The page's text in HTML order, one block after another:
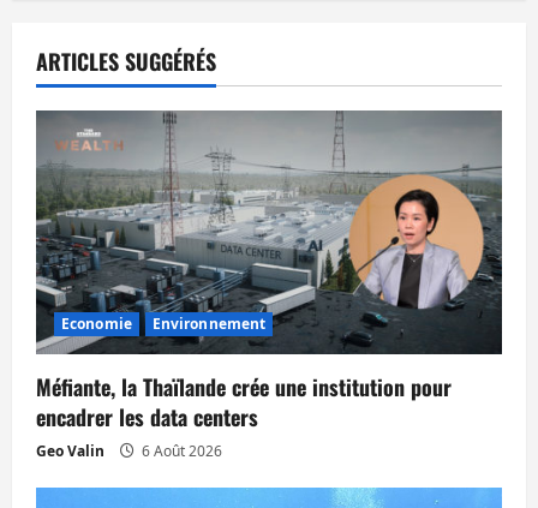
t
i
o
n
d
a
r
t
ARTICLES SUGGÉRÉS
Economie Environnement
Méfiante, la Thaïlande crée une institution pour
encadrer les data centers
Geo Valin 6 Août 2026